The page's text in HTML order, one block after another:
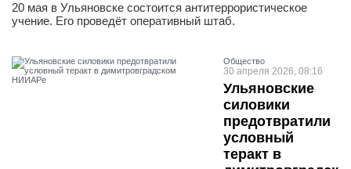
20 мая в Ульяновске состоится антитеррористическое
учение. Его проведёт оперативный штаб.
Общество
30 апреля 2026, 08:16
Ульяновские
силовики
предотвратили
условный
теракт в